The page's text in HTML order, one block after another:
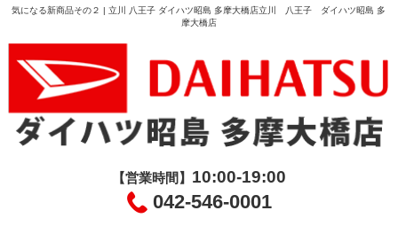
気になる新商品その２ | 立川 八王子 ダイハツ昭島 多摩大橋店立川 八王子 ダイハツ昭島 多
摩大橋店
【営業時間】 10:00-19:00
042-546-0001